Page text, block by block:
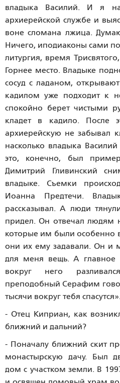
владыка Василий. И я
архиерейской службе и
воне сломана лжица.
Ничего, иподиаконы сами
литургия, время
Горнее место. Владыке
сосуд с ладаном,
кадилом уже подходит к
спокойно берет чистыми
кладет в кадило.
архиерейскую не забывал
насколько владыка
это, конечно, был
Димитрий Гливинский
владыке. Съемки
Иоанна Предтечи.
рассказывал. А люди
придел. Он отвечал людям
которые им были особенно
они их ему задавали. Он и
для меня вещь. А
вокруг него
преподобный Серафим
тысячи вокруг тебя
- Отец Киприан, как
ближний и дальний?
- Поначалу ближний скит
монастырскую дачу. Был
дом с участком земли. В